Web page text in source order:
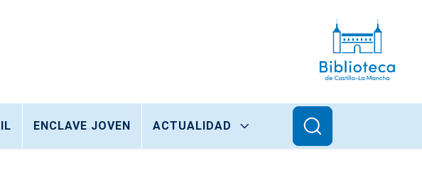
ENCLAVE JOVEN ACTUALIDAD